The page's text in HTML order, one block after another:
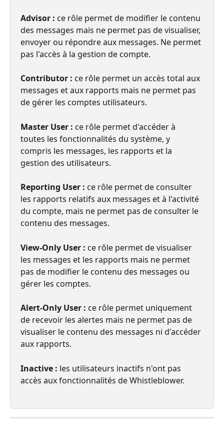
Advisor : ce rôle permet de modifier le contenu
des messages mais ne permet pas de visualiser,
envoyer ou répondre aux messages. Ne permet
pas l'accès à la gestion de compte.
Contributor : ce rôle permet un accès total aux
messages et aux rapports mais ne permet pas
de gérer les comptes utilisateurs.
Master User : ce rôle permet d'accéder à
toutes les fonctionnalités du système, y
compris les messages, les rapports et la
gestion des utilisateurs.
Reporting User : ce rôle permet de consulter
les rapports relatifs aux messages et à l'activité
du compte, mais ne permet pas de consulter le
contenu des messages.
View-Only User : ce rôle permet de visualiser
les messages et les rapports mais ne permet
pas de modifier le contenu des messages ou
gérer les comptes.
Alert-Only User : ce rôle permet uniquement
de recevoir les alertes mais ne permet pas de
visualiser le contenu des messages ni d'accéder
aux rapports.
Inactive : les utilisateurs inactifs n'ont pas
accès aux fonctionnalités de Whistleblower.